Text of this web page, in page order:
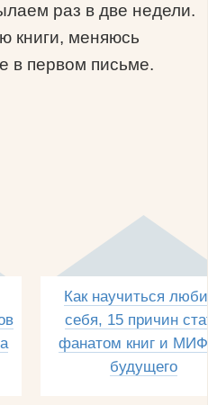
раз в две недели.
книги, меняюсь
в первом письме.
Как научиться
себя, 15 причин
фанатом книг и
будущего